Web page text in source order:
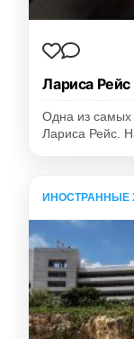
Лариса
Одна из
Лариса Рейс.
ИНОСТРАННЫЕ